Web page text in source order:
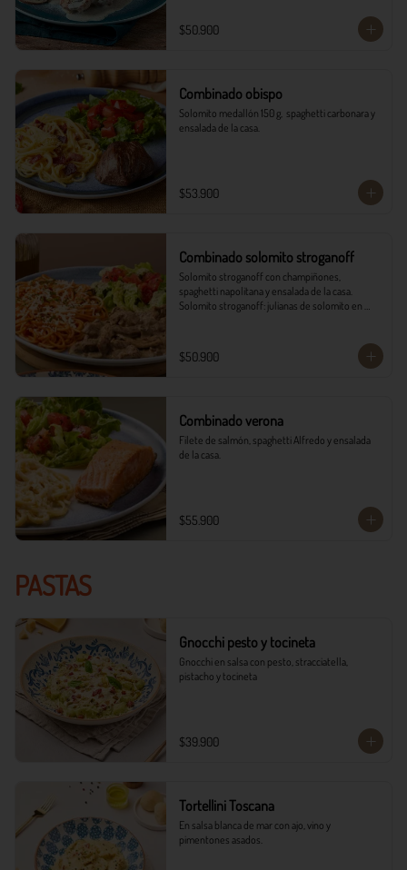
$50.900
Combinado obispo
Solomito medallón 150 g,  spaghetti carbonara y
ensalada de la casa.
$53.900
Combinado solomito stroganoff
Solomito stroganoff con champiñones,
spaghetti napolitana y ensalada de la casa.
Solomito stroganoff: julianas de solomito en
$50.900
Combinado verona
Filete de salmón, spaghetti Alfredo y ensalada
de la casa.
$55.900
PASTAS
Gnocchi pesto y tocineta
Gnocchi en salsa con pesto, stracciatella,
pistacho y tocineta
$39.900
Tortellini Toscana
En salsa blanca de mar con ajo, vino y
pimentones asados.